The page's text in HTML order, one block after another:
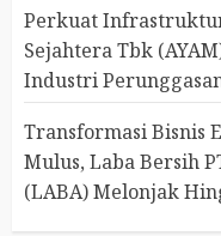
Perkuat
Sejahtera Tbk
Industri
Transformasi Bisnis
Mulus, Laba Bersih
(LABA) Melonjak